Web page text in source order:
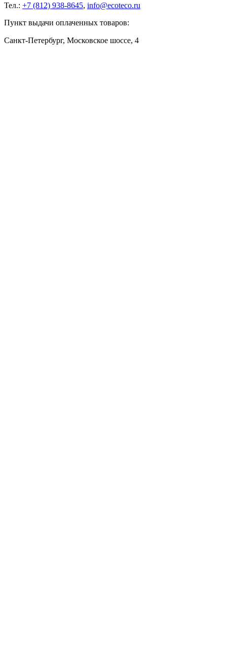
Тел.: +7 (812) 938-8645, info@ecoteco.ru
Пункт выдачи оплаченных товаров:
Санкт-Петербург, Московское шоссе, 4